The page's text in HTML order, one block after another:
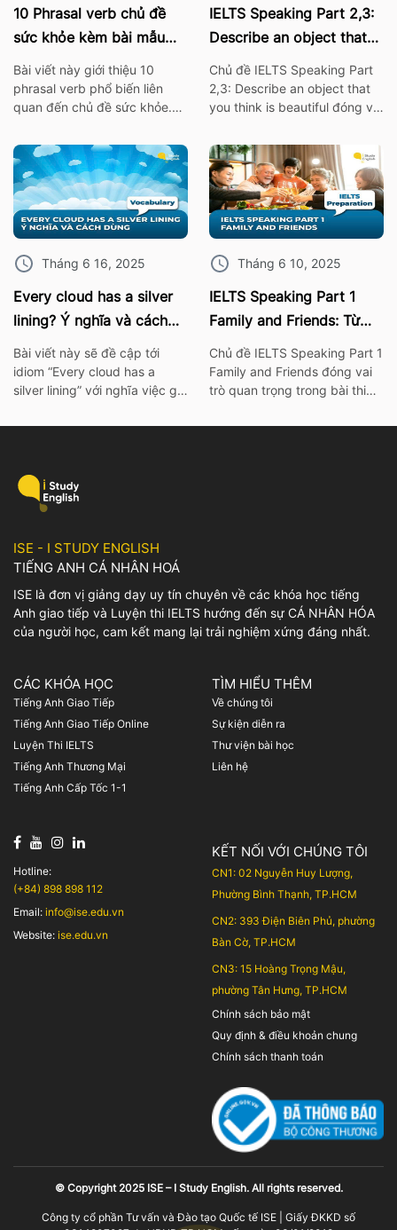
10 Phrasal verb chủ đề
sức khỏe kèm bài mẫu
IELTS Speaking
Bài viết này giới thiệu 10
phrasal verb phổ biến liên
quan đến chủ đề sức khỏe.
giúp bạn mở rộng vốn từ
vựng mà còn rất hữu ích khi
áp dụng trong bài thi nói
IELTS Speaking. I. 10 Phrasal
verb chủ đề sức khỏe Burn
out – […]
IELTS Speaking Part 2,3:
Describe an object that
you think is beautiful
Chủ đề IELTS Speaking Part
2,3: Describe an object that
you think is beautiful đóng vai
IELTS. Vì thế hãy cùng ISE tìm
hiểu các từ vựng thông dụng
nhất, cùng với bài mẫu về chủ
đề này nhé! 1. Bài mẫu IELTS
Speaking Part 2: Describe an
object […]
Tháng 6 16, 2025
Every cloud has a silver
lining? Ý nghĩa và cách
dùng chính xác nhất
Bài viết này sẽ đề cập tới
idiom “Every cloud has a
silver lining” với nghĩa việc gì
có thể mà làm điều gì đó. Để
idiom này, mọi người có thể
tham khảo bài viết […]
Tháng 6 10, 2025
IELTS Speaking Part 1
Family and Friends: Từ
vựng kèm bài mẫu chi tiết
Chủ đề IELTS Speaking Part 1
Family and Friends đóng vai
trò quan trọng trong bài thi
hiểu các từ vựng thông dụng
ISE - I STUDY ENGLISH
TIẾNG ANH CÁ NHÂN HOÁ
ISE là đơn vị giảng dạy uy tín chuyên về các khóa học tiếng
Anh giao tiếp và Luyện thi IELTS hướng đến sự CÁ NHÂN HÓA
của người học, cam kết mang lại trải nghiệm xứng đáng nhất.
CÁC KHÓA HỌC
Tiếng Anh Giao Tiếp
Tiếng Anh Giao Tiếp Online
Luyện Thi IELTS
Tiếng Anh Thương Mại
Tiếng Anh Cấp Tốc 1-1
TÌM HIỂU THÊM
Về chúng tôi
Sự kiện diễn ra
Thư viện bài học
Liên hệ
KẾT NỐI VỚI CHÚNG TÔI
CN1: 02 Nguyễn Huy Lượng,
Phường Bình Thạnh, TP.HCM
CN2: 393 Điện Biên Phủ, phường
Bàn Cờ, TP.HCM
CN3: 15 Hoàng Trọng Mậu,
phường Tân Hưng, TP.HCM
Chính sách bảo mật
Quy định & điều khoản chung
Chính sách thanh toán
Hotline:
(+84) 898 898 112
Email: info@ise.edu.vn
Website: ise.edu.vn
© Copyright 2025 ISE – I Study English. All rights reserved.
Công ty cổ phần Tư vấn và Đào tạo Quốc tế ISE | Giấy ĐKKD số